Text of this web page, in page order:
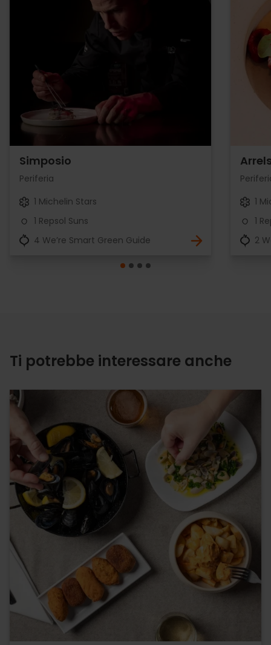
Simposio
Periferia
1 Michelin Stars
1 Repsol Suns
4 We’re Smart Green Guide
1
1
2
Ti potrebbe interessare anche